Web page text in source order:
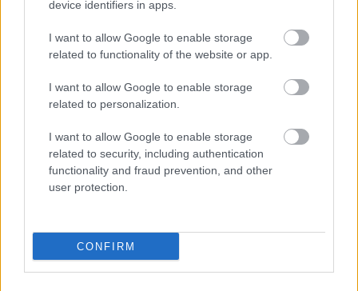
device identifiers in apps.
I want to allow Google to enable storage
related to functionality of the website or app.
I want to allow Google to enable storage
related to personalization.
I want to allow Google to enable storage
related to security, including authentication
functionality and fraud prevention, and other
user protection.
CONFIRM
Tidligere IBU-president Anders Besseberg strippes for sitt
æresmedlemskap i Norges idrettsforbund etter
korrupsjonsskandalen.